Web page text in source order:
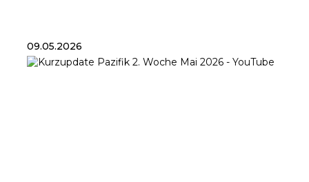
09.05.2026